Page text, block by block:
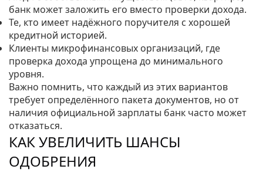
банк может заложить его вместо проверки дохода.
Те, кто имеет надёжного поручителя с хорошей
кредитной историей.
Клиенты микрофинансовых организаций, где
проверка дохода упрощена до минимального
уровня.
Важно помнить, что каждый из этих вариантов
требует определённого пакета документов, но от
наличия официальной зарплаты банк часто может
отказаться.
КАК УВЕЛИЧИТЬ ШАНСЫ
ОДОБРЕНИЯ